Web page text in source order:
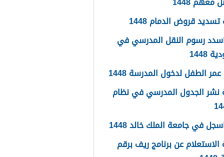
قروض الدمام 1448
رسوم النقل المدرسي في
1448
الطفل لدخول المدرسة 1448
نشر الجدول المدرسي في نظام
في جامعة الملك خالد 1448
عن برنامج ريف برقم